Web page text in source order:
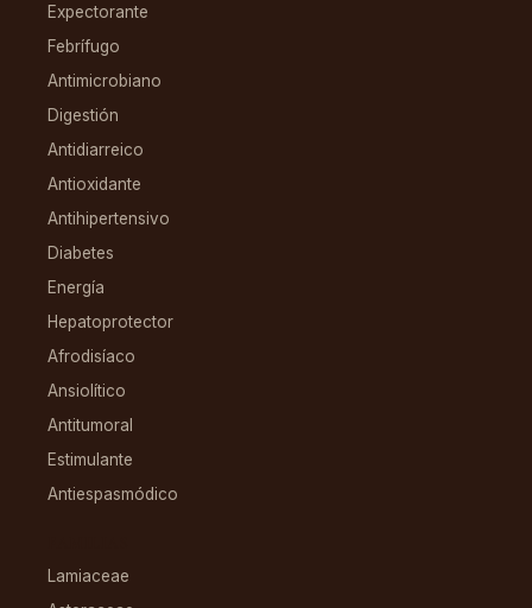
Expectorante
Febrífugo
Antimicrobiano
Digestión
Antidiarreico
Antioxidante
Antihipertensivo
Diabetes
Energía
Hepatoprotector
Afrodisíaco
Ansiolítico
Antitumoral
Estimulante
Antiespasmódico
Lamiaceae